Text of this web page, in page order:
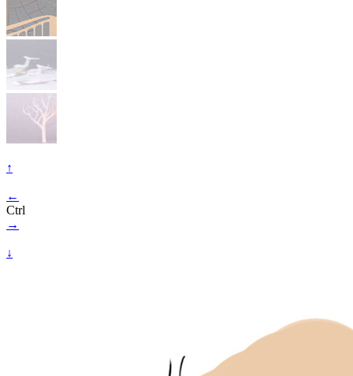
↑
←
Ctrl
→
↓